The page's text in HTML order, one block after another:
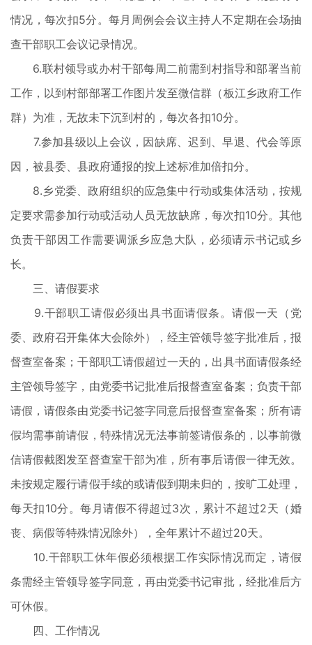
情况，每次扣5分。每月周例会会议主持人不定期在会场抽
查干部职工会议记录情况。
6.联村领导或办村干部每周二前需到村指导和部署当前
工作，以到村部部署工作图片发至微信群（板江乡政府工作
群）为准，无故未下沉到村的，每次各扣10分。
7.参加县级以上会议，因缺席、迟到、早退、代会等原
因，被县委、县政府通报的按上述标准加倍扣分。
8.乡党委、政府组织的应急集中行动或集体活动，按规
定要求需参加行动或活动人员无故缺席，每次扣10分。其他
负责干部因工作需要调派乡应急大队，必须请示书记或乡
长。
三、请假要求
9.干部职工请假必须出具书面请假条。请假一天（党
委、政府召开集体大会除外），经主管领导签字批准后，报
督查室备案；干部职工请假超过一天的，出具书面请假条经
主管领导签字，由党委书记批准后报督查室备案；负责干部
请假，请假条由党委书记签字同意后报督查室备案；所有请
假均需事前请假，特殊情况无法事前签请假条的，以事前微
信请假截图发至督查室干部为准，所有事后请假一律无效。
未按规定履行请假手续的或请假到期未归的，按旷工处理，
每天扣10分。每月请假不得超过3次，累计不超过2天（婚
丧、病假等特殊情况除外），全年累计不超过20天。
10.干部职工休年假必须根据工作实际情况而定，请假
条需经主管领导签字同意，再由党委书记审批，经批准后方
可休假。
四、工作情况